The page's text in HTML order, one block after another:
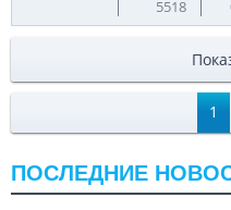
5518
1
ПОСЛЕДНИЕ